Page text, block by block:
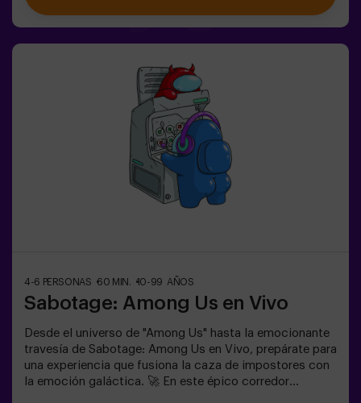
emoción y la diversión.Trabaja en equipo para superar
actividad física y tecnológica, donde la colaboración
es fundamental. 🏆 ¡Y lo mejor de todo! Somos los
primeros en traer esta innovadora experiencia a España.
🙌 Siente la adrenalina y eleva tu diversión con Pulse Up
hoy mismo.✅ Ideal para planes con amigos | parejas |
adolescentesTodos los menores de 15 años deben ir
acompañados de un adulto que cuenta como jugador.Se
requiere calzado deportivo para jugar. Se prohibe jugar
con tacones, plataformas o descalzo. Las personas que
4-6 PERSONAS 60 MIN. 10-99 AÑOS
Sabotage: Among Us en Vivo
Desde el universo de "Among Us" hasta la emocionante
travesía de Sabotage: Among Us en Vivo, prepárate para
una experiencia que fusiona la caza de impostores con
la emoción galáctica. 🚀 En este épico corredor